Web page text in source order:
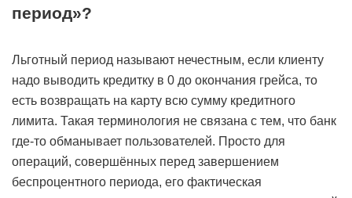
период»?
Льготный период называют нечестным, если клиенту
надо выводить кредитку в 0 до окончания грейса, то
есть возвращать на карту всю сумму кредитного
лимита. Такая терминология не связана с тем, что банк
где-то обманывает пользователей. Просто для
операций, совершённых перед завершением
беспроцентного периода, его фактическая